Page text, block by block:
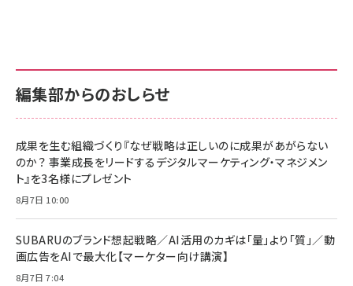
編集部からのおしらせ
成果を生む組織づくり『なぜ戦略は正しいのに成果があがらない
のか？ 事業成長をリードするデジタルマーケティング・マネジメン
ト』を3名様にプレゼント
8月7日 10:00
SUBARUのブランド想起戦略／AI活用のカギは「量」より「質」／動
画広告をAIで最大化【マーケター向け講演】
8月7日 7:04